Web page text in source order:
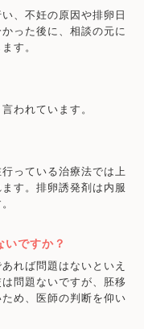
、不妊の原因や排卵日
った後に、相談の元に
す。
われています。
っている治療法では上
す。排卵誘発剤は内服
ですか？
れば問題はないといえ
問題ないですが、胚移
め、医師の判断を仰い